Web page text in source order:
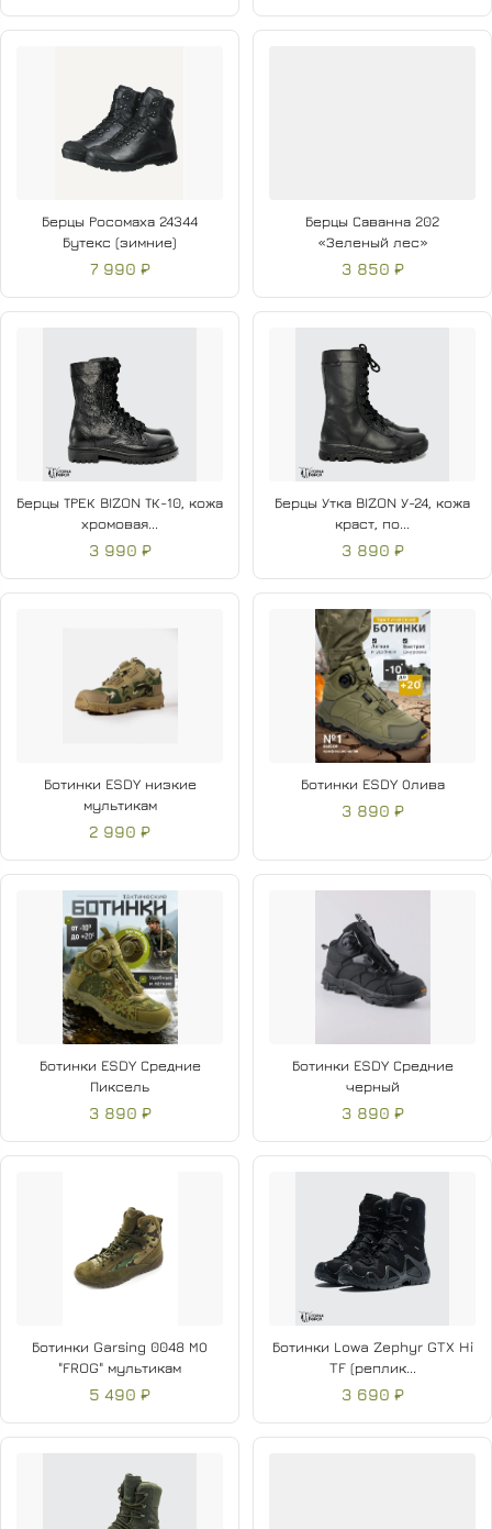
Берцы Росомаха 24344
Бутекс (зимние)
7 990 ₽
Берцы Саванна 202
«Зеленый лес»
3 850 ₽
Берцы ТРЕК BIZON ТК-10, кожа
хромовая...
3 990 ₽
Берцы Утка BIZON У-24, кожа
краст, по...
3 890 ₽
Ботинки ESDY низкие
мультикам
2 990 ₽
Ботинки ESDY Олива
3 890 ₽
Ботинки ESDY Средние
Пиксель
3 890 ₽
Ботинки ESDY Средние
черный
3 890 ₽
Ботинки Garsing 0048 МО
"FROG" мультикам
5 490 ₽
Ботинки Lowa Zephyr GTX Hi
TF (реплик...
3 690 ₽